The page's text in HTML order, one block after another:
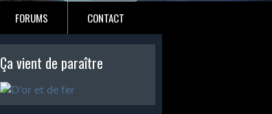
FORUMS CONTACT
Ça vient de paraître